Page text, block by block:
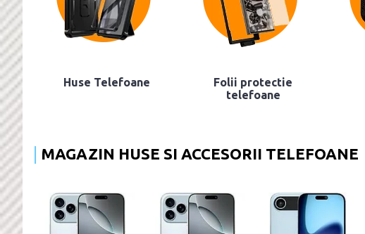
Huse Telefoane
Folii protectie
telefoane
MAGAZIN HUSE SI ACCESORII TELEFOANE